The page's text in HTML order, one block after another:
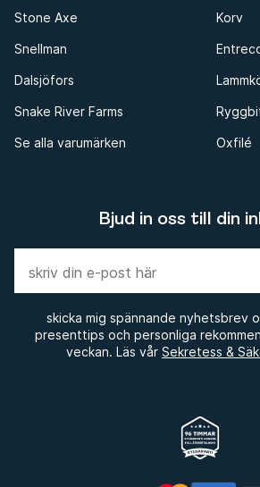
Bjud in oss till din
skicka mig spännande nyhetsbrev
presenttips och personliga
veckan. Läs vår Sekretess &
Stone Axe
Snellman
Dalsjöfors
Snake River Farms
Se alla varumärken
Korv
Oxfilé